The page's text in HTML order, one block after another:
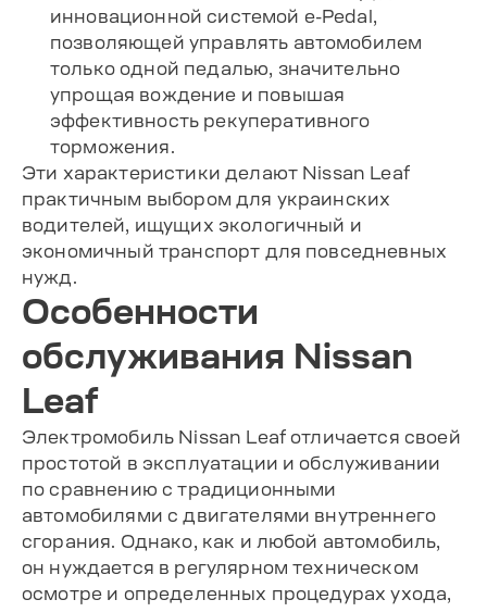
инновационной системой e-Pedal,
позволяющей управлять автомобилем
только одной педалью, значительно
упрощая вождение и повышая
эффективность рекуперативного
торможения.
Эти характеристики делают Nissan Leaf
практичным выбором для украинских
водителей, ищущих экологичный и
экономичный транспорт для повседневных
нужд.
Особенности
обслуживания Nissan
Leaf
Электромобиль Nissan Leaf отличается своей
простотой в эксплуатации и обслуживании
по сравнению с традиционными
автомобилями с двигателями внутреннего
сгорания. Однако, как и любой автомобиль,
он нуждается в регулярном техническом
осмотре и определенных процедурах ухода,